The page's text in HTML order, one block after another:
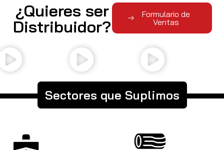
¿Quieres ser
Distribuidor?
Formulario de
Ventas
Sectores que Suplimos